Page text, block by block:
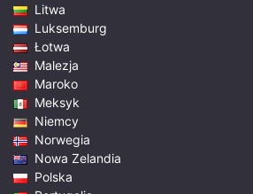
Litwa
Luksemburg
Łotwa
Malezja
Maroko
Meksyk
Niemcy
Norwegia
Nowa Zelandia
Polska